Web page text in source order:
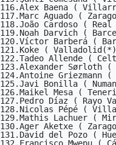
116.Álex Baena (
117.Marc Aguado (
118.João Cardoso (
119.Noah Darvich (
120.Víctor Barberá (
121.Koke (
122.Tadeo Allende (
123.Alexander
124.Antoine
125.Javi Bonilla (
126.Maikel Mesa (
127.Pedro Díaz (
128.Nicolas Pépé (
129.Mathis Lachuer
130.Ager Aketxe (
131.David del Pozo